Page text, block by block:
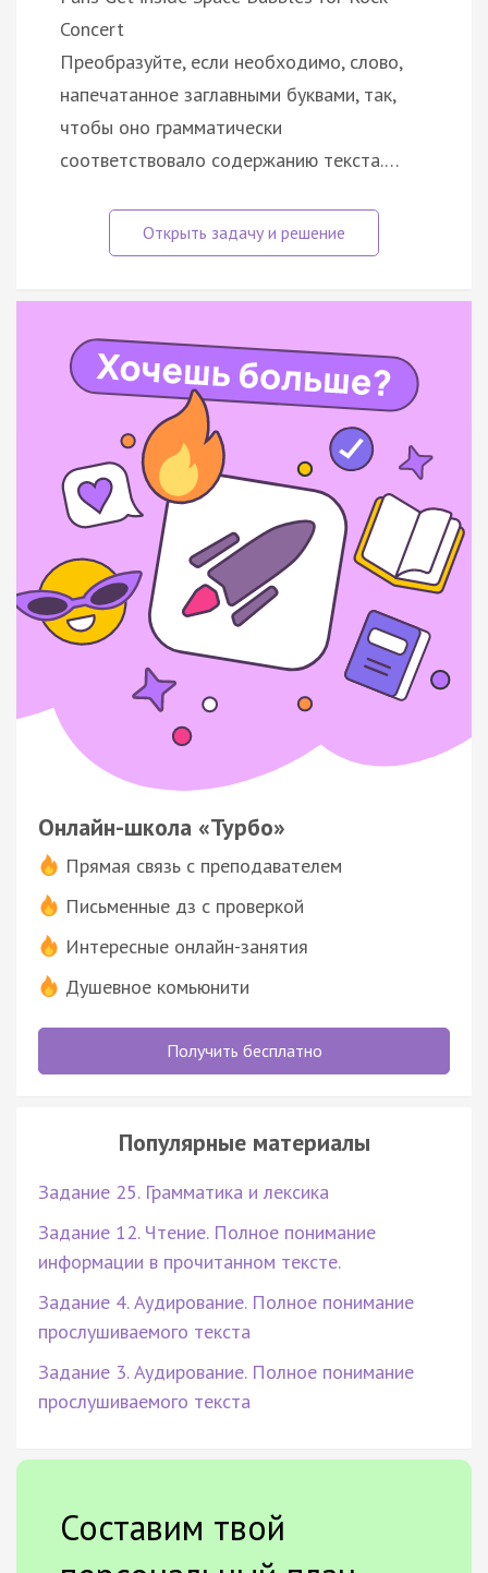
Concert
Преобразуйте, если необходимо, слово,
напечатанное заглавными буквами, так,
чтобы оно грамматически
соответствовало содержанию текста.…
Онлайн-школа «Турбо»
Прямая связь с преподавателем
Письменные дз с проверкой
Интересные онлайн-занятия
Душевное комьюнити
Получить бесплатно
Популярные материалы
Задание 25. Грамматика и лексика
Задание 12. Чтение. Полное понимание
информации в прочитанном тексте.
Задание 4. Аудирование. Полное понимание
прослушиваемого текста
Задание 3. Аудирование. Полное понимание
прослушиваемого текста
Составим твой